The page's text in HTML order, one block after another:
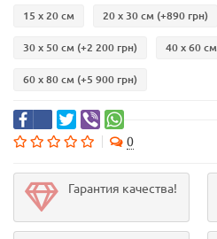
15 х 20 см 20 х 30 см (+890 грн)
30 х 50 см (+2 200 грн) 40 х 60 см
60 х 80 см (+5 900 грн)
0
Гарантия качества!